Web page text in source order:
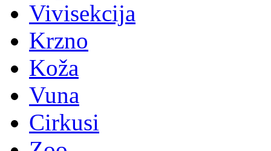
Vivisekcija
Krzno
Koža
Vuna
Cirkusi